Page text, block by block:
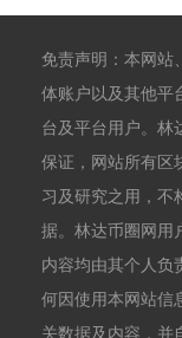
免责声明：本网站
体账户以及其他平
台及平台用户。林
保证，网站所有区
习及研究之用，不
据。林达币圈网用
内容均由其个人负
何因使用本网站信
关数据及内容，并